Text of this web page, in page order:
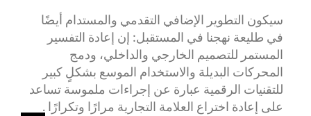
سيكون التطوير الإضافي التقدمي والمستدام أيضًا
في طليعة نهجنا في المستقبل: إن إعادة التفسير
المستمر للتصميم الخارجي والداخلي، ودمج
المحركات البديلة والاستخدام الموسع بشكلٍ كبير
للتقنيات الرقمية عبارة عن إجراءات ملموسة تساعد
على إعادة اختراع العلامة التجارية مرارًا وتكرارًا .